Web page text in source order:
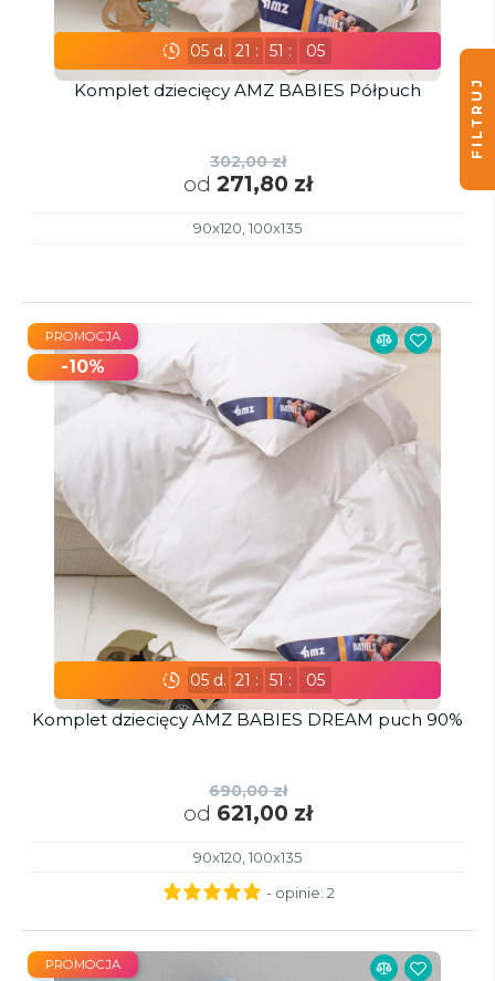
05d. 21 : 51 : 03
Komplet dziecięcy AMZ BABIES Półpuch
302,00 zł
od 271,80 zł
90x120, 100x135
05d. 21 : 51 : 03
Komplet dziecięcy AMZ BABIES DREAM puch 90%
690,00 zł
od 621,00 zł
90x120, 100x135
PROMOCJA
-10%
- opinie: 2
PROMOCJA
FILTRUJ